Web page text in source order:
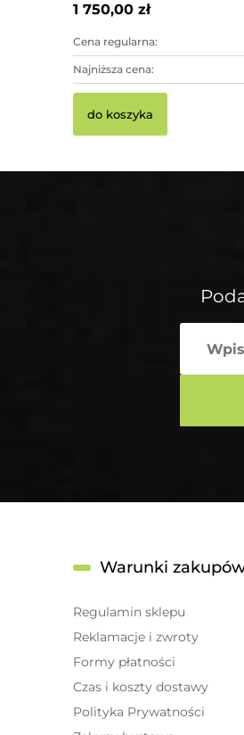
1 750,00 zł
Cena regularna:
Najniższa cena:
do koszyka
Warunki
Regulamin sklepu
Reklamacje i zwroty
Formy płatności
Czas i koszty dostawy
Polityka Prywatności